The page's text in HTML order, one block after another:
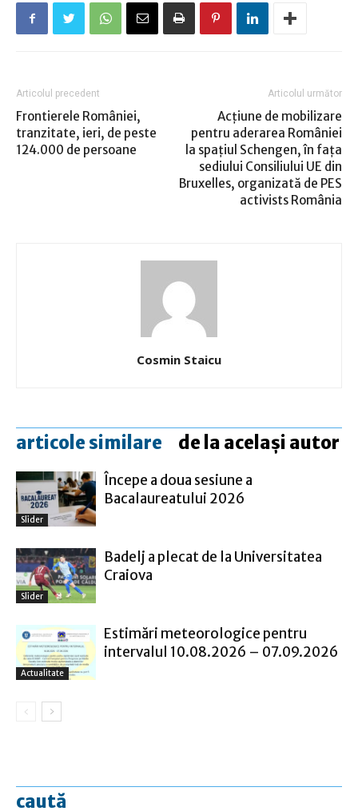
Articolul precedent
Frontierele României,
tranzitate, ieri, de peste
124.000 de persoane
Articolul următor
Acțiune de mobilizare
pentru aderarea României
la spațiul Schengen, în fața
sediului Consiliului UE din
Bruxelles, organizată de PES
activists România
Cosmin Staicu
articole similare de la același autor
Slider
Începe a doua sesiune a
Bacalaureatului 2026
Slider
Badelj a plecat de la Universitatea
Craiova
Actualitate
Estimări meteorologice pentru
intervalul 10.08.2026 – 07.09.2026
caută